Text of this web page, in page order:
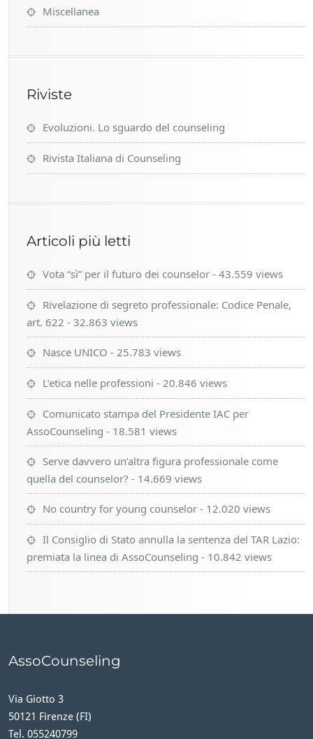
Miscellanea
Riviste
Evoluzioni. Lo sguardo del counseling
Rivista Italiana di Counseling
Articoli più letti
Vota “sì” per il futuro dei counselor - 43.559 views
Rivelazione di segreto professionale: Codice Penale,
art. 622 - 32.863 views
Nasce UNICO - 25.783 views
L’etica nelle professioni - 20.846 views
Comunicato stampa del Presidente IAC per
AssoCounseling - 18.581 views
Serve davvero un’altra figura professionale come
quella del counselor? - 14.669 views
No country for young counselor - 12.020 views
Il Consiglio di Stato annulla la sentenza del TAR Lazio:
premiata la linea di AssoCounseling - 10.842 views
AssoCounseling
Via Giotto 3
50121 Firenze (FI)
Tel. 055240799